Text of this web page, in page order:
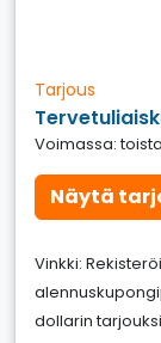
Tarjous
Voimassa:
Näytä
Vinkki:
dollarin